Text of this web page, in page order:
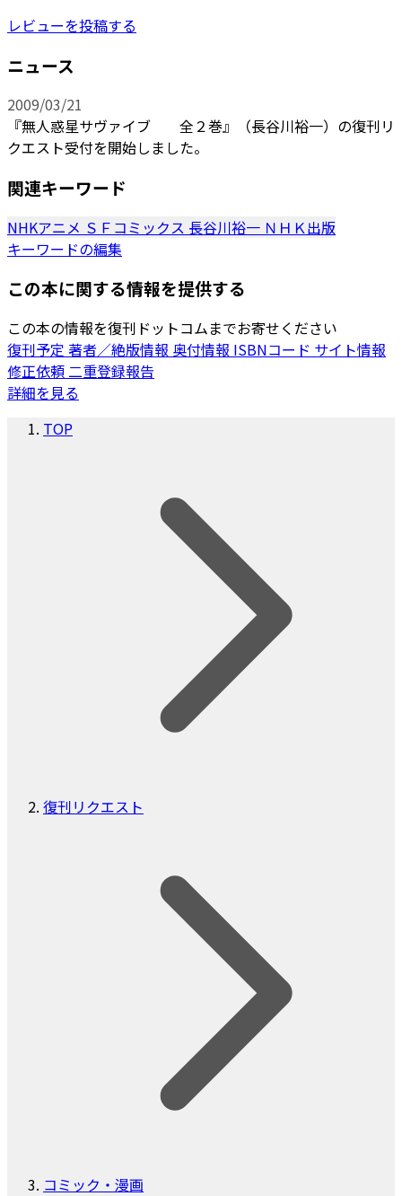
レビューを投稿する
ニュース
2009/03/21
『無人惑星サヴァイブ 全２巻』（長谷川裕一）の復刊リ
クエスト受付を開始しました。
関連キーワード
NHKアニメ ＳＦコミックス 長谷川裕一 ＮＨＫ出版
キーワードの編集
この本に関する情報を提供する
この本の情報を復刊ドットコムまでお寄せください
復刊予定 著者／絶版情報 奥付情報 ISBNコード サイト情報
修正依頼二重登録報告
詳細を見る
TOP
復刊リクエスト
コミック・漫画